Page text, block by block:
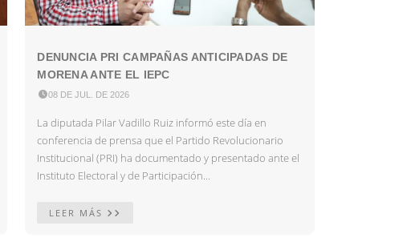
DENUNCIA PRI CAMPAÑAS ANTICIPADAS DE
MORENA ANTE EL IEPC
08 DE JUL. DE 2026
La diputada Pilar Vadillo Ruiz informó este día en
conferencia de prensa que el Partido Revolucionario
Institucional (PRI) ha documentado y presentado ante el
Instituto Electoral y de Participación...
LEER MÁS